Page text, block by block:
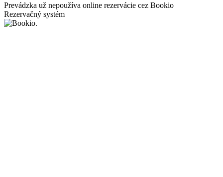
Prevádzka už nepoužíva online rezervácie cez Bookio
Rezervačný systém